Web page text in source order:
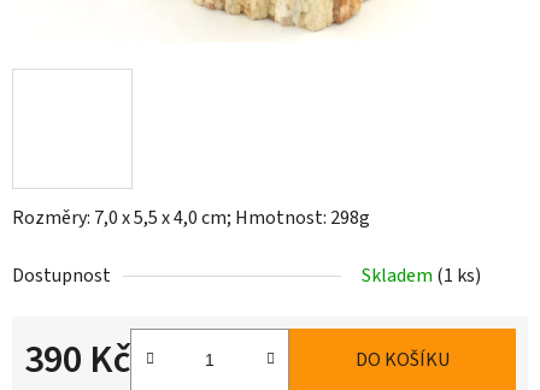
Rozměry: 7,0 x 5,5 x 4,0 cm; Hmotnost: 298g
Dostupnost Skladem (1 ks)
390 Kč DO KOŠÍKU